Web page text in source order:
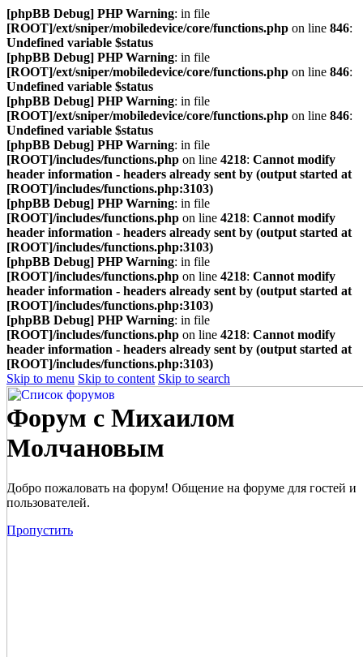
[phpBB Debug] PHP Warning: in file
[ROOT]/ext/sniper/mobiledevice/core/functions.php on line 846:
Undefined variable $status
[phpBB Debug] PHP Warning: in file
[ROOT]/ext/sniper/mobiledevice/core/functions.php on line 846:
Undefined variable $status
[phpBB Debug] PHP Warning: in file
[ROOT]/ext/sniper/mobiledevice/core/functions.php on line 846:
Undefined variable $status
[phpBB Debug] PHP Warning: in file
[ROOT]/includes/functions.php on line 4218: Cannot modify
header information - headers already sent by (output started at
[ROOT]/includes/functions.php:3103)
[phpBB Debug] PHP Warning: in file
[ROOT]/includes/functions.php on line 4218: Cannot modify
header information - headers already sent by (output started at
[ROOT]/includes/functions.php:3103)
[phpBB Debug] PHP Warning: in file
[ROOT]/includes/functions.php on line 4218: Cannot modify
header information - headers already sent by (output started at
[ROOT]/includes/functions.php:3103)
[phpBB Debug] PHP Warning: in file
[ROOT]/includes/functions.php on line 4218: Cannot modify
header information - headers already sent by (output started at
[ROOT]/includes/functions.php:3103)
Skip to menu Skip to content Skip to search
Форум с Михаилом
Молчановым
Добро пожаловать на форум! Общение на форуме для гостей и
пользователей.
Пропустить